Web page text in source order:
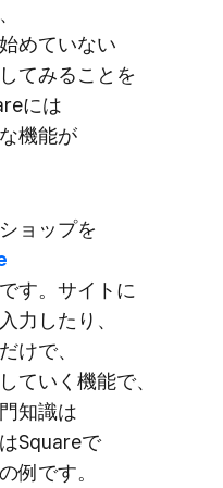
めていない​
てみる​ことを​
には​
機能が​
ョップを​
です。​サイトに​
力したり、​
けで、​
ていく​機能で、​
知識は​
​Squareで​
例です。